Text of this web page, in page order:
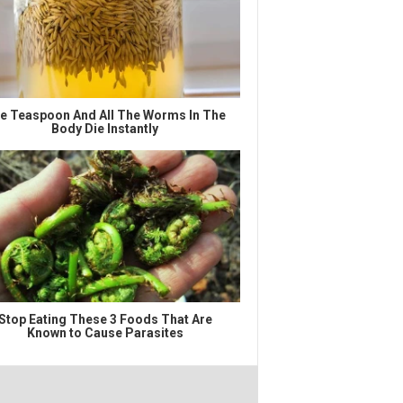
Teaspoon And All The Worms In The
Body Die Instantly
Eating These 3 Foods That Are
Known to Cause Parasites